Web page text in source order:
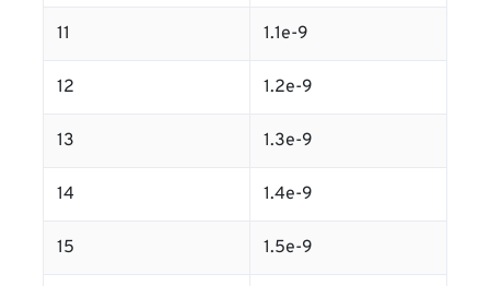
11 1.1e-9
12 1.2e-9
13 1.3e-9
14 1.4e-9
15 1.5e-9